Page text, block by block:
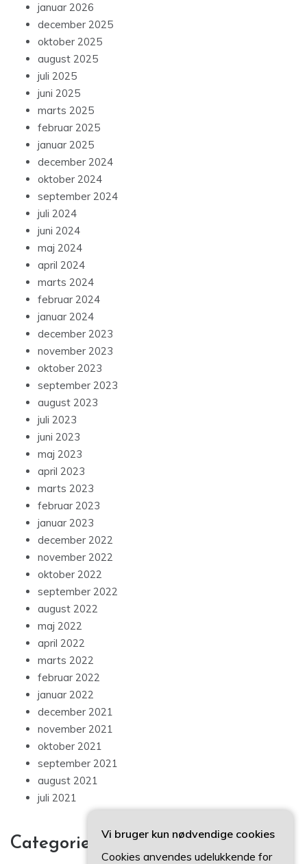
januar 2026
december 2025
oktober 2025
august 2025
juli 2025
juni 2025
marts 2025
februar 2025
januar 2025
december 2024
oktober 2024
september 2024
juli 2024
juni 2024
maj 2024
april 2024
marts 2024
februar 2024
januar 2024
december 2023
november 2023
oktober 2023
september 2023
august 2023
juli 2023
juni 2023
maj 2023
april 2023
marts 2023
februar 2023
januar 2023
december 2022
november 2022
oktober 2022
september 2022
august 2022
maj 2022
april 2022
marts 2022
februar 2022
januar 2022
december 2021
november 2021
oktober 2021
september 2021
august 2021
juli 2021
Categories
Vi bruger kun nødvendige cookies
Cookies anvendes udelukkende for